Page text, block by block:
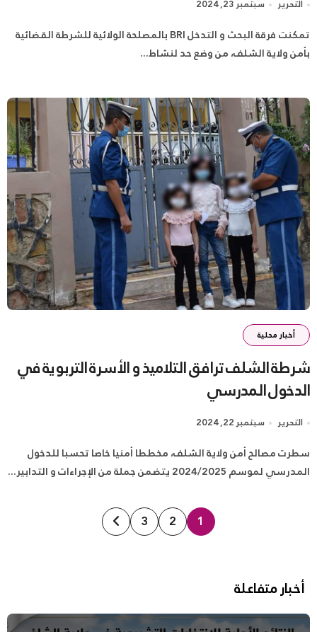
التحرير سبتمبر 23, 2024
تمكنت فرقة البحث و التدخل BRI بالمصلحة الولائية للشرطة القضائية
بأمن ولاية الشلف، من وضع حد لنشاط...
أخبار محلية
شرطة الشلف ترافق التلاميذ و الأسرة التربوية في
الدخول المدرسي
التحرير سبتمبر 22, 2024
سطرت مصالح أمن ولاية الشلف، مخططا أمنيا خاصا تحسبا للدخول
المدرسي لموسم 2024/2025 يتضمن جملة من الإجراءات و التدابير...
تعدد
صفحات
1
2
3
أخبار متفاعلة